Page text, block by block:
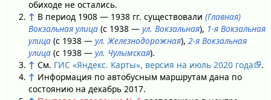
обиходе не остались.
↑ В период 1908 — 1938 гг. существовали (Главная)
Вокзальная улица(с 1938 — ул. Вокзальная), 1-я Вокзальная
улица(с 1938 — ул. Железнодорожная), 2-я Вокзальная
улица(с 1938 — ул. Чулымская).
↑ См. ГИС «Яндекс. Карты», версия на июль 2020 года
.
↑ Информация по автобусным маршрутам дана по
состоянию на декабрь 2017.